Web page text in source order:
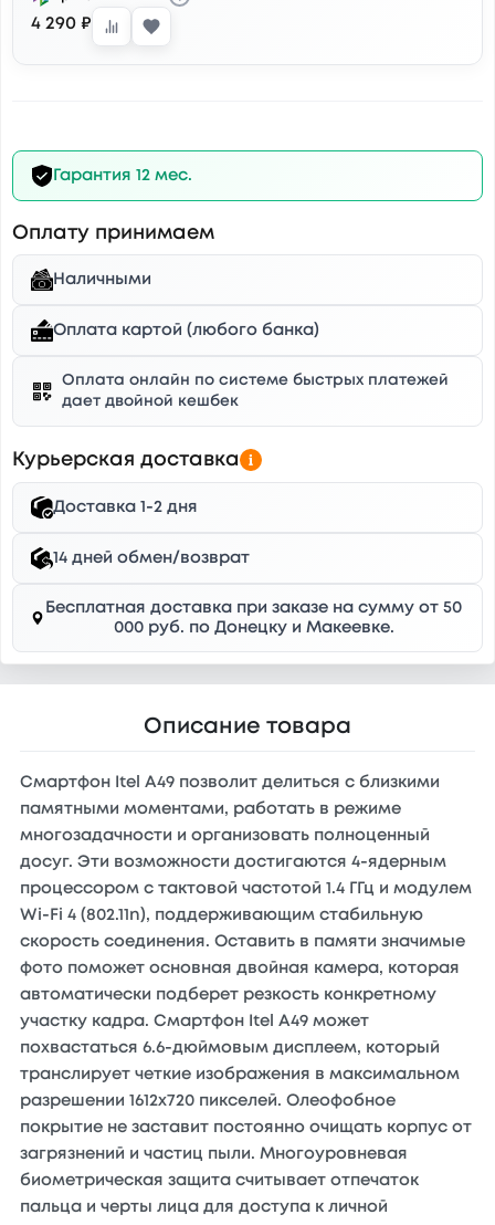
4 290 ₽
Гарантия 12 мес.
Оплату принимаем
Наличными
Оплата картой (любого банка)
Оплата онлайн по системе быстрых платежей
дает двойной кешбек
Курьерская доставка
Доставка 1-2 дня
14 дней обмен/возврат
Бесплатная доставка при заказе на сумму от 50
000 руб. по Донецку и Макеевке.
Описание товара
Смартфон Itel A49 позволит делиться с близкими
памятными моментами, работать в режиме
многозадачности и организовать полноценный
досуг. Эти возможности достигаются 4-ядерным
процессором с тактовой частотой 1.4 ГГц и модулем
Wi-Fi 4 (802.11n), поддерживающим стабильную
скорость соединения. Оставить в памяти значимые
фото поможет основная двойная камера, которая
автоматически подберет резкость конкретному
участку кадра. Смартфон Itel A49 может
похвастаться 6.6-дюймовым дисплеем, который
транслирует четкие изображения в максимальном
разрешении 1612x720 пикселей. Олеофобное
покрытие не заставит постоянно очищать корпус от
загрязнений и частиц пыли. Многоуровневая
биометрическая защита считывает отпечаток
пальца и черты лица для доступа к личной